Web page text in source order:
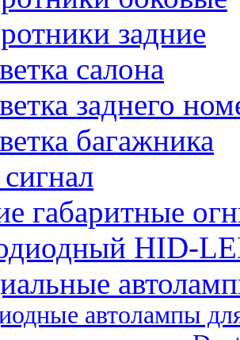
задние
салона
заднего
багажника
габаритные
HID-
автолампы